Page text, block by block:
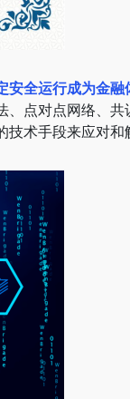
安全运行成为金
点对点网络、
术手段来应对和